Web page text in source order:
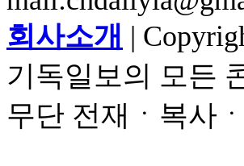
회사소개 |
기독일보의 모든
무단 전재ㆍ복사